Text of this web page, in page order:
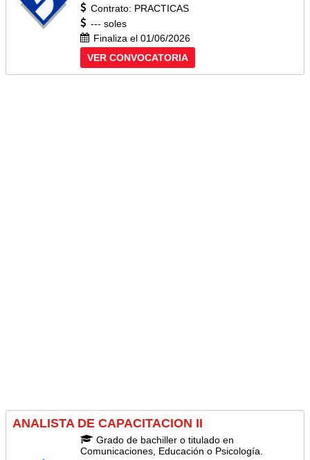
Contrato: PRACTICAS
--- soles
Finaliza el 01/06/2026
VER CONVOCATORIA
ANALISTA DE CAPACITACION II
Grado de bachiller o titulado en
Comunicaciones, Educación o Psicología.